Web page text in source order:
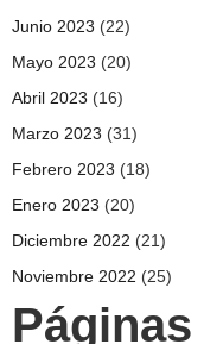
Junio 2023 (22)
Mayo 2023 (20)
Abril 2023 (16)
Marzo 2023 (31)
Febrero 2023 (18)
Enero 2023 (20)
Diciembre 2022 (21)
Noviembre 2022 (25)
Páginas